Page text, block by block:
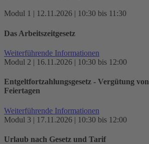
Modul 1 | 12.11.2026 | 10:30 bis 11:30
Das Arbeitszeitgesetz
Weiterführende Informationen
Modul 2 | 16.11.2026 | 10:30 bis 12:00
Entgeltfortzahlungsgesetz - Vergütung
Feiertagen
Weiterführende Informationen
Modul 3 | 17.11.2026 | 10:30 bis 12:00
Urlaub nach Gesetz und Tarif